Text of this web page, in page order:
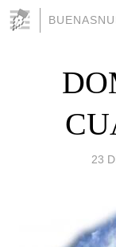
23